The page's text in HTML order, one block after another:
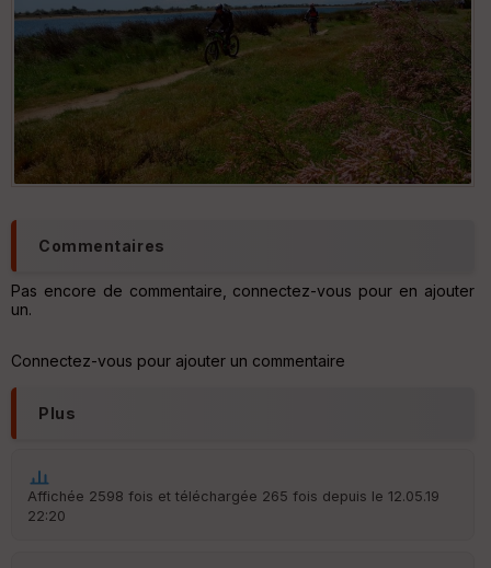
Commentaires
Pas encore de commentaire, connectez-vous pour en ajouter
un.
Connectez-vous pour ajouter un commentaire
Plus
Affichée 2598 fois et téléchargée 265 fois depuis le 12.05.19
22:20